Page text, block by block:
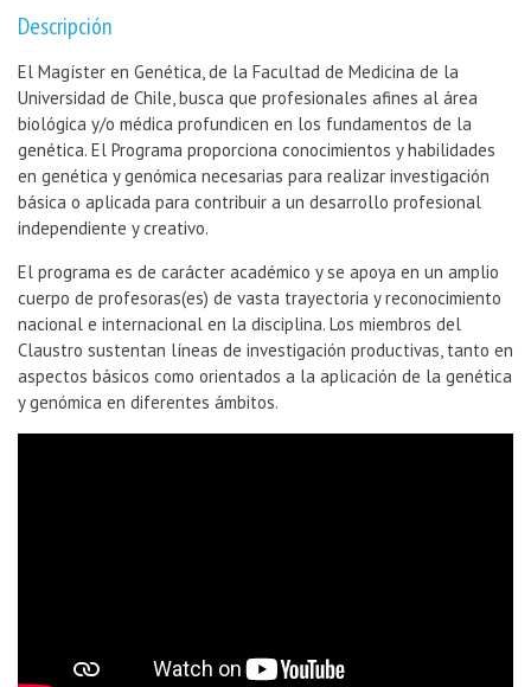
Descripción
El Magíster en Genética, de la Facultad de Medicina de la
Universidad de Chile, busca que profesionales afines al área
biológica y/o médica profundicen en los fundamentos de la
genética. El Programa proporciona conocimientos y habilidades
en genética y genómica necesarias para realizar investigación
básica o aplicada para contribuir a un desarrollo profesional
independiente y creativo.
El programa es de carácter académico y se apoya en un amplio
cuerpo de profesoras(es) de vasta trayectoria y reconocimiento
nacional e internacional en la disciplina. Los miembros del
Claustro sustentan líneas de investigación productivas, tanto en
aspectos básicos como orientados a la aplicación de la genética
y genómica en diferentes ámbitos.